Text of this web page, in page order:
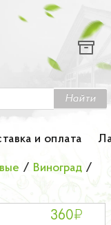
Найти
и оплата
/ Виноград /
360₽